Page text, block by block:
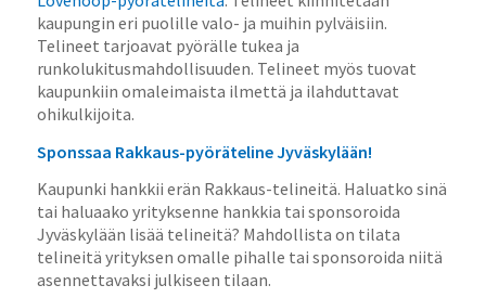
kaupungin eri puolille valo- ja muihin pylväisiin.
Telineet tarjoavat pyörälle tukea ja
runkolukitusmahdollisuuden. Telineet myös tuovat
kaupunkiin omaleimaista ilmettä ja ilahduttavat
ohikulkijoita.
Sponssaa Rakkaus-pyöräteline Jyväskylään!
Kaupunki hankkii erän Rakkaus-telineitä. Haluatko sinä
tai haluaako yrityksenne hankkia tai sponsoroida
Jyväskylään lisää telineitä? Mahdollista on tilata
telineitä yrityksen omalle pihalle tai sponsoroida niitä
asennettavaksi julkiseen tilaan.